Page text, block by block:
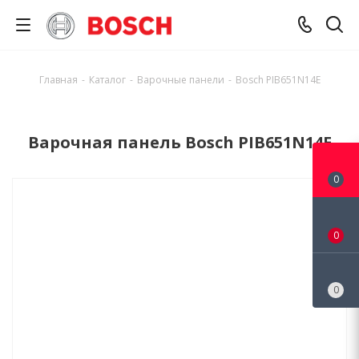
Главная - Каталог - Варочные панели - Bosch PIB651N14E
Варочная панель Bosch PIB651N14E
0
0
0